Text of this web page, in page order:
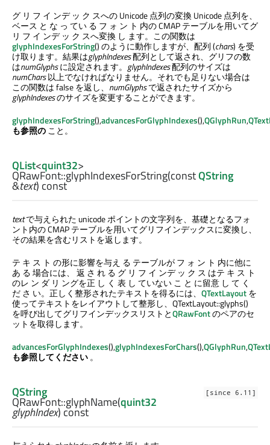
グ リ フ イ ンデ ッ ク スへの Unicode 点列の変換 Unicode 点列を、
ベース と な っ てい る フ ォ ン ト 内の CMAP テーブルを用いてグ
リ フ イ ンデ ッ ク スへ変換 し ます。この関数は
glyphIndexesForString() のように動作しますが、配列 (chars) を受
け取ります。結果はglyphIndexes配列として返され、グリフの数
はnumGlyphsに設定されます。 glyphIndexes配列のサイズは
numChars以上でなければなりません。それでも足りない場合は
この関数は false を返し、 numGlyphsで返されたサイズから
glyphIndexesのサイズを変更することができます。
glyphIndexesForString(),advancesForGlyphIndexes(),QGlyphRun,
も参照のこと。
QList<quint32>
QRawFont::glyphIndexesForString(constQString
&text) const
textで与えられた unicode ポイントの文字列を、基礎となるフォ
ント内の CMAP テーブルを用いてグリフインデックスに変換し、
その結果を含むリストを返します。
テ キ ス ト の形に影響を与え る テーブルが フ ォ ン ト 内に他に
あ る 場合には、 返 さ れ る グ リ フ イ ンデ ッ ク ス はテ キ ス ト
のレ ン ダ リ ングを正 し く 表 し ていない こ と に留意 し て く
だ さ い。正しく整形されたテキストを得るには、 QTextLayoutを
使ってテキストをレイアウトして整形し、QTextLayout::glyphs()
を呼び出してグリフインデックスリストとQRawFontのペアのセ
ットを取得します。
advancesForGlyphIndexes(),glyphIndexesForChars(),QGlyphRun,
も参照してください。
[since 6.11]
QString
QRawFont::glyphName(quint32
glyphIndex) const